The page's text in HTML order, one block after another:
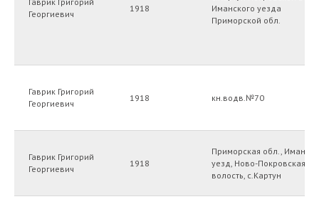
Георгиевич
1918
Иманского уезда
Приморской обл.
Гаврик Григорий
Георгиевич
1918 кн.водв.№70
Гаврик Григорий
Георгиевич
1918
Приморская обл.,
уезд, Ново-Покровская
волость, с.Картун
WhatsApp,Telegram +7 924 731 2616
Остались вопросы?